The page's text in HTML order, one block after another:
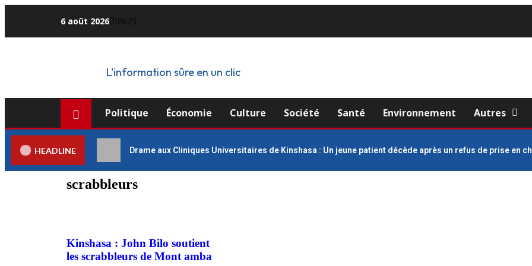
6 août 2026 09:25
L'information sûre en un clic
Politique Économie Culture Société Santé Environnement Autres
HEADLINE Drame aux Cliniques Universitaires de Kinshasa : Un jeune patient décède après un refus de prise en
scrabbleurs
Kinshasa : John Bilo soutient
les scrabbleurs de Mont amba